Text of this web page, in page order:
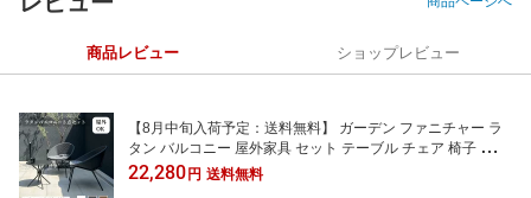
商品レビュー ショップレビュー
【8月中旬入荷予定：送料無料】 ガーデン ファニチャー ラ
タン バルコニー 屋外家具 セット テーブル チェア 椅子 雨ざ
らし 屋外 コンパクト お庭 家具 オシャレ グレー DEPOS デ
ポス エクステリア カフェ ホテル ガーデニング 店 樹脂 プレ
22,280円 送料無料